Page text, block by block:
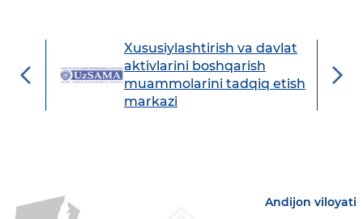
Xususiylashtirish va davlat
aktivlarini boshqarish
muammolarini tadqiq etish
markazi
Andijon viloyati